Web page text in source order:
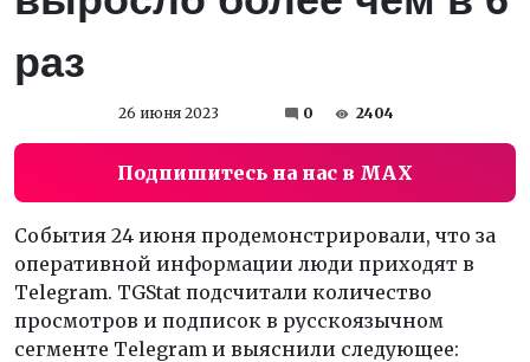
раз
26 июня 2023 0 2404
Подпишитесь на нас в MAX
События 24 июня продемонстрировали, что за
оперативной информации люди приходят в
Telegram. TGStat подсчитали количество
просмотров и подписок в русскоязычном
сегменте Telegram и выяснили следующее: